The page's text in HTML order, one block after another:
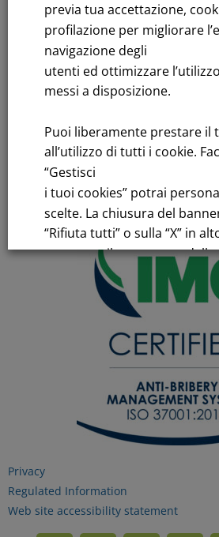
Tenders: All Tenders
FNM S.p.A.
Headquarters in Milan, Piazzale
fnm@legalmail.it
Register of Companies
Privacy
Regulated Information
Web site accessibility statement
previa tua accettazione,
profilazione per migliorare
navigazione degli
utenti ed ottimizzare
messi a disposizione.
Puoi liberamente prestare il
all’utilizzo di tutti i cookie.
“Gestisci
i tuoi cookies” potrai
scelte. La chiusura del
“Rifiuta tutti” o sulla “X” in
comporta il permanere
default e la continuazione
in assenza di cookie o altri
tracciamento diversi da quelli
Per maggiori informazioni
Informativa sui dati personali
privacy